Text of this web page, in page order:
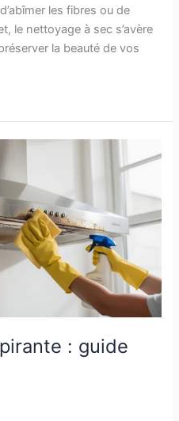
les fibres ou de
le nettoyage à sec s’avère
la beauté de vos
: guide